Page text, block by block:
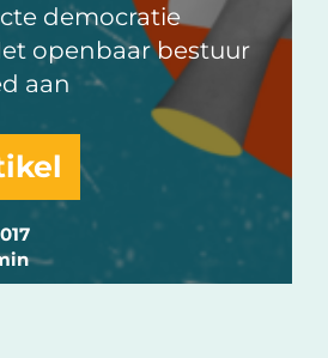
democratie
openbaar bestuur
aan